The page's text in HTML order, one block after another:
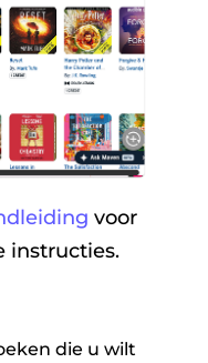
voor
instructies.
die u wilt